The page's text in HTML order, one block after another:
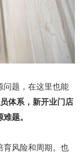
问题，在这里也能
体系，新开业门店
题。
育风险和周期。也